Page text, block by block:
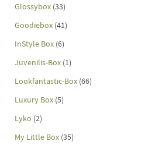
Glossybox (33)
Goodiebox (41)
InStyle Box (6)
Juvenilis-Box (1)
Lookfantastic-Box (66)
Luxury Box (5)
Lyko (2)
My Little Box (35)